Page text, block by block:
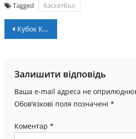
Tagged баскетбол
Навігація
Кубок Коломийського району з футзалу: пряма трансляція фінального матчу
Залишити відповідь
Ваша e-mail адреса не
Обов’язкові поля позначені *
Коментар *